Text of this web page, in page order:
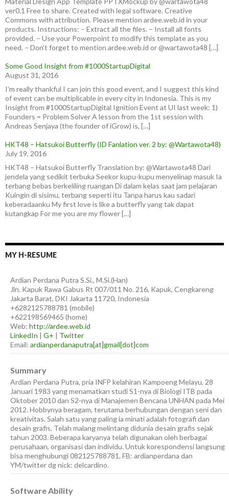
ver0.1 Free to share. Created with legal software. Creative
Commons with attribution. Please mention ardee.web.id in your
products. Instructions: – Extract all the files. – Install all fonts
provided. – Use your Powerpoint to modify this template as you
need. – Don’t forget to mention ardee.web.id or @wartawota48 […]
Some Good Insight from #1000StartupDigital
August 31, 2016
I’m really thankful I can join this good event, and I suggest this kind
of event can be multiplicable in every city in Indonesia. This is my
Insight from #1000StartupDigital Ignition Event at UI last week: 1)
Founders = Problem Solver A lesson from the 1st session with
Andreas Senjaya (the founder of iGrow) is, […]
HKT48 – Hatsukoi Butterfly (ID Fanlation ver. 2 by: @Wartawota48)
July 19, 2016
HKT48 – Hatsukoi Butterfly Translation by: @Wartawota48 Dari
jendela yang sedikit terbuka Seekor kupu-kupu menyelinap masuk Ia
terbang bebas berkeliling ruangan Di dalam kelas saat jam pelajaran
Kuingin di sisimu, terbang seperti itu Tanpa harus kau sadari
keberadaanku My first love is like a butterfly yang tak dapat
kutangkap For me you are my flower […]
MY H-RESUME
Ardian Perdana Putra S.Si., M.Si.(Han)
Jln. Kapuk Rawa Gabus Rt 007/011 No. 216, Kapuk, Cengkareng
Jakarta Barat, DKI Jakarta 11720, Indonesia
+6282125788781 (mobile)
+622198569465 (home)
Web: http://ardee.web.id
LinkedIn | G+ | Twitter
Email: ardianperdanaputra[at]gmail[dot]com
Summary
Ardian Perdana Putra, pria INFP kelahiran Kampoeng Melayu, 28
Januari 1983 yang menamatkan studi S1-nya di Biologi ITB pada
Oktober 2010 dan S2-nya di Manajemen Bencana UNHAN pada Mei
2012. Hobbynya beragam, terutama berhubungan dengan seni dan
kreativitas. Salah satu yang paling ia minati adalah fotografi dan
desain grafis. Telah malang melintang didunia desain grafis sejak
tahun 2003. Beberapa karyanya telah digunakan oleh berbagai
perusahaan, organisasi dan individu. Untuk korespondensi langsung
bisa menghubungi 082125788781, FB: ardianperdana dan
YM/twitter dg nick: delcardino.
Software Ability